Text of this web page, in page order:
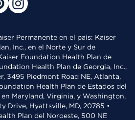
Permanente en el país: Kaiser
Inc., en el Norte y Sur de
Foundation Health Plan de
Health Plan de Georgia, Inc.,
3495 Piedmont Road NE, Atlanta,
Health Plan de Estados del
Maryland, Virginia, y Washington,
Drive, Hyattsville, MD, 20785 •
Plan del Noroeste, 500 NE